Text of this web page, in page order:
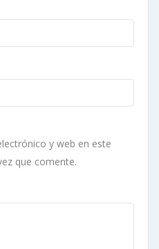
y web en este
que comente.